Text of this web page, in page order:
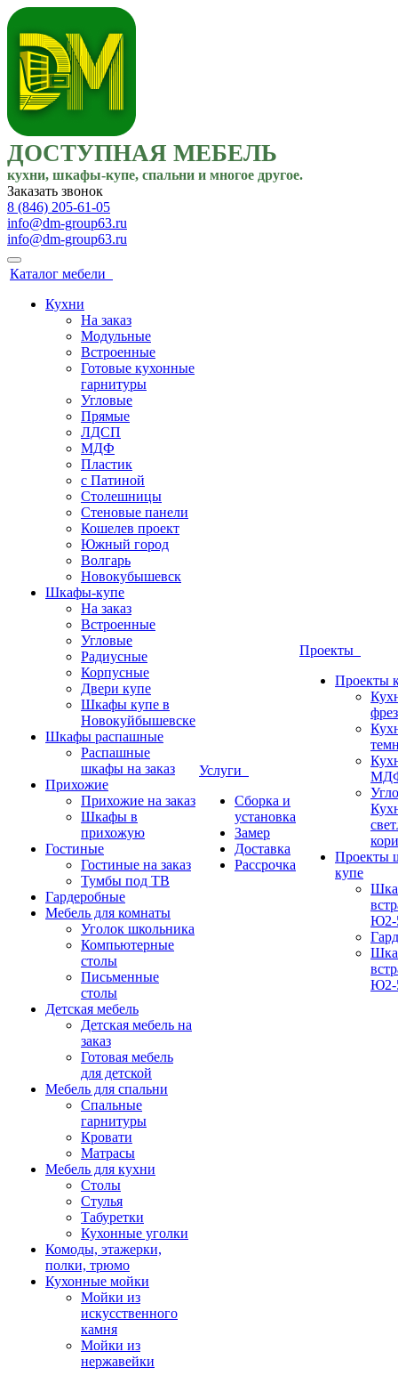
ДОСТУПНАЯ МЕБЕЛЬ
кухни, шкафы-купе, спальни и многое другое.
Заказать звонок
8 (846) 205-61-05
info@dm-group63.ru
info@dm-group63.ru
Каталог мебели
Кухни
На заказ
Модульные
Встроенные
Готовые кухонные
гарнитуры
Угловые
Прямые
ЛДСП
МДФ
Пластик
с Патиной
Столешницы
Стеновые панели
Кошелев проект
Южный город
Волгарь
Новокубышевск
Шкафы-купе
На заказ
Встроенные
Угловые
Радиусные
Корпусные
Двери купе
Шкафы купе в
Новокуйбышевске
Шкафы распашные
Распашные
шкафы на заказ
Прихожие
Прихожие на заказ
Шкафы в
прихожую
Гостиные
Гостиные на заказ
Тумбы под ТВ
Гардеробные
Мебель для комнаты
Уголок школьника
Компьютерные
столы
Письменные
столы
Детская мебель
Детская мебель на
заказ
Готовая мебель
для детской
Мебель для спальни
Спальные
гарнитуры
Кровати
Матрасы
Мебель для кухни
Столы
Стулья
Табуретки
Кухонные уголки
Комоды, этажерки,
полки, трюмо
Кухонные мойки
Мойки из
искусственного
камня
Мойки из
нержавейки
Услуги
Сборка и
установка
Замер
Доставка
Рассрочка
Проекты
Проекты
МДФ
Проекты
купе
Ю2-
Ю2-